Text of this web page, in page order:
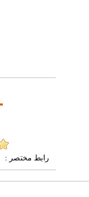
رابط مختصر :